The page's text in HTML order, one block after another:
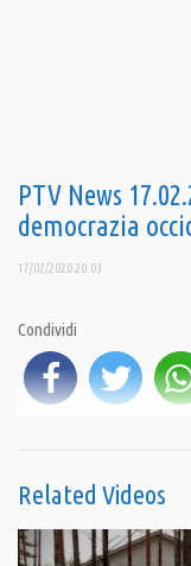
PTV News
democrazia
17/02/2020 20:03
Condividi
Category:News, PrimoPiano
Related Videos